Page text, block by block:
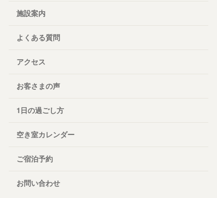
施設案内
よくある質問
アクセス
お客さまの声
1日の過ごし方
空き室カレンダー
ご宿泊予約
お問い合わせ